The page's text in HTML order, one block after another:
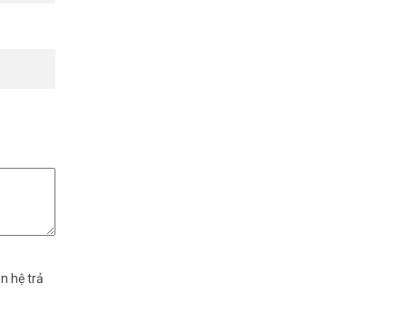
hệ trả